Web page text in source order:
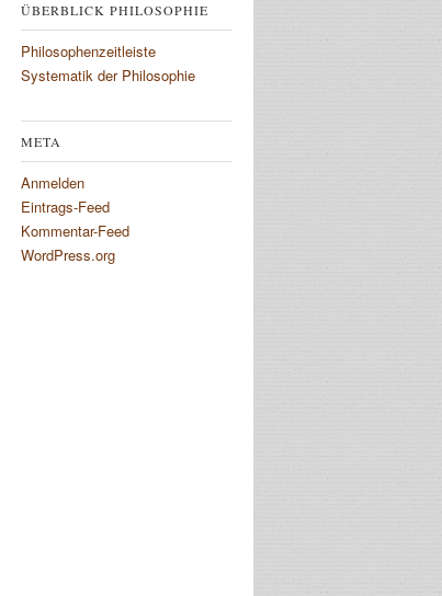
ÜBERBLICK PHILOSOPHIE
Philosophenzeitleiste
Systematik der Philosophie
META
Anmelden
Eintrags-Feed
Kommentar-Feed
WordPress.org